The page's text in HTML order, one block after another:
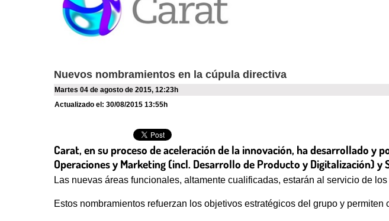
Nuevos nombramientos en la cúpula directiva
martes 04 de agosto de 2015, 12:23h
Actualizado el: 30/08/2015 13:55h
Carat, en su proceso de aceleración de la innovación, ha desarrollado y
Operaciones y Marketing (incl. Desarrollo de Producto y Digitalización) y
Las nuevas áreas funcionales, altamente cualificadas, estarán al servicio de
Estos nombramientos refuerzan los objetivos estratégicos del grupo y